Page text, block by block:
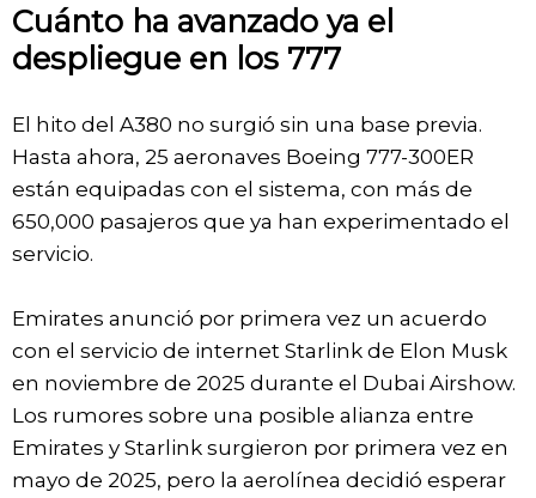
Cuánto ha avanzado ya el
despliegue en los 777
El hito del A380 no surgió sin una base previa.
Hasta ahora, 25 aeronaves Boeing 777-300ER
están equipadas con el sistema, con más de
650,000 pasajeros que ya han experimentado el
servicio.
Emirates anunció por primera vez un acuerdo
con el servicio de internet Starlink de Elon Musk
en noviembre de 2025 durante el Dubai Airshow.
Los rumores sobre una posible alianza entre
Emirates y Starlink surgieron por primera vez en
mayo de 2025, pero la aerolínea decidió esperar